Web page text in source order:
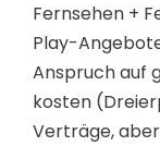
Fernsehen +
Play-
Anspruch auf
kosten
Verträge,